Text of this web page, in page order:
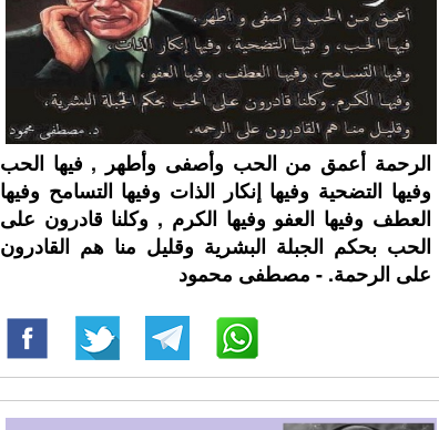
الرحمة أعمق من الحب وأصفى وأطهر , فيها الحب
وفيها التضحية وفيها إنكار الذات وفيها التسامح وفيها
العطف وفيها العفو وفيها الكرم , وكلنا قادرون على
الحب بحكم الجبلة البشرية وقليل منا هم القادرون
على الرحمة. - مصطفى محمود